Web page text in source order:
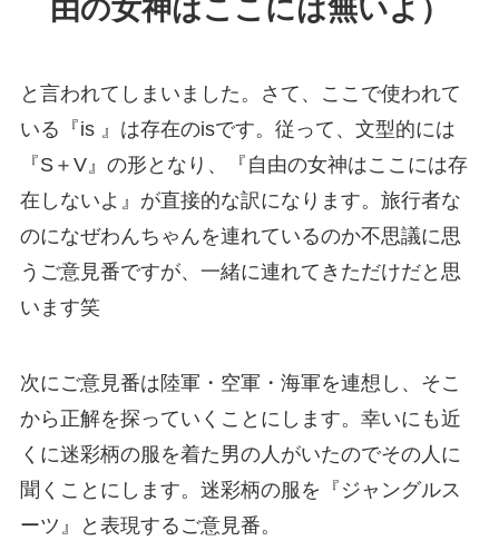
由の女神はここには無いよ）
と言われてしまいました。さて、ここで使われて
いる『is 』は存在のisです。従って、文型的には
『S＋V』の形となり、『自由の女神はここには存
在しないよ』が直接的な訳になります。旅行者な
のになぜわんちゃんを連れているのか不思議に思
うご意見番ですが、一緒に連れてきただけだと思
います笑
次にご意見番は陸軍・空軍・海軍を連想し、そこ
から正解を探っていくことにします。幸いにも近
くに迷彩柄の服を着た男の人がいたのでその人に
聞くことにします。迷彩柄の服を『ジャングルス
ーツ』と表現するご意見番。